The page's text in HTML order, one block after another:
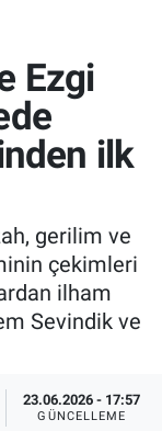
Ezgi
ilk
gerilim ve
çekimleri
ilham
Sevindik ve
23.06.2026 - 17:57
GÜNCELLEME